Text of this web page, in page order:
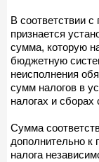
В соответствии с
признается
сумма, которую
бюджетную
неисполнения
сумм налогов в
налогах и сборах
Сумма
дополнительно
налога